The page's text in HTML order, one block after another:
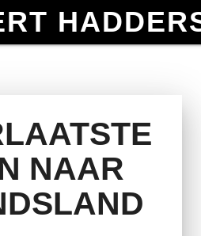
NAAR